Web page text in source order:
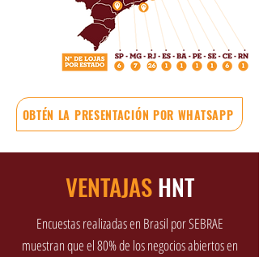
OBTÉN LA PRESENTACIÓN POR WHATSAPP
VENTAJASHNT
Encuestas realizadas en Brasil por SEBRAE
muestran que el 80% de los negocios abiertos en